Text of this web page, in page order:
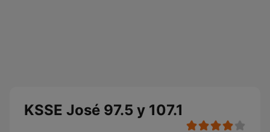
KSSE José 97.5 y 107.1